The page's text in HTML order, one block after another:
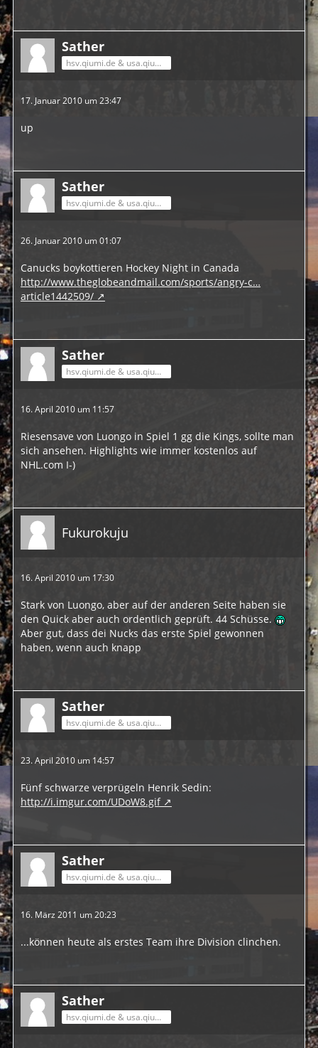
Sather
hsv.qiumi.de & usa.qiumi.de
17. Januar 2010 um 23:47
up
Sather
hsv.qiumi.de & usa.qiumi.de
26. Januar 2010 um 01:07
Canucks boykottieren Hockey Night in Canada
http://www.theglobeandmail.com/sports/angry-c…
article1442509/
Sather
hsv.qiumi.de & usa.qiumi.de
16. April 2010 um 11:57
Riesensave von Luongo in Spiel 1 gg die Kings, sollte man
sich ansehen. Highlights wie immer kostenlos auf
NHL.com I-)
Fukurokuju
16. April 2010 um 17:30
Stark von Luongo, aber auf der anderen Seite haben sie
den Quick aber auch ordentlich geprüft. 44 Schüsse.
Aber gut, dass dei Nucks das erste Spiel gewonnen
haben, wenn auch knapp
Sather
hsv.qiumi.de & usa.qiumi.de
23. April 2010 um 14:57
Fünf schwarze verprügeln Henrik Sedin:
http://i.imgur.com/UDoW8.gif
Sather
hsv.qiumi.de & usa.qiumi.de
16. März 2011 um 20:23
...können heute als erstes Team ihre Division clinchen.
Sather
hsv.qiumi.de & usa.qiumi.de